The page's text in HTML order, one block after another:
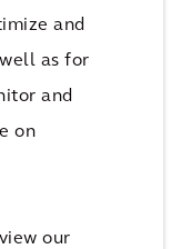
and
as for
and
on
our
el máximo
una amplia
y mejora de